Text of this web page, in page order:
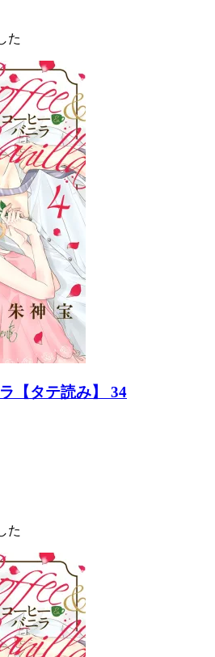
た
【タテ読み】 34
た